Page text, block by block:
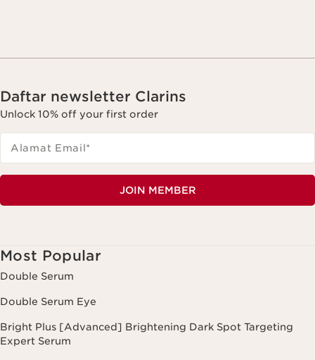
Daftar newsletter Clarins
Unlock 10% off your first order
Alamat Email*
JOIN MEMBER
Most Popular
Double Serum
Double Serum Eye
Bright Plus [Advanced] Brightening Dark Spot Targeting
Expert Serum